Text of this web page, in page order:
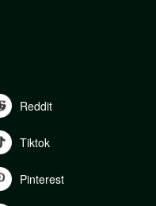
Reddit
Tiktok
Pinterest